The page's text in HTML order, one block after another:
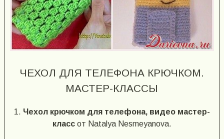
ЧЕХОЛ ДЛЯ ТЕЛЕФОНА КРЮЧКОМ.
МАСТЕР-КЛАССЫ
1. Чехол крючком для телефона, видео мастер-
классот Natalya Nesmeyanova.